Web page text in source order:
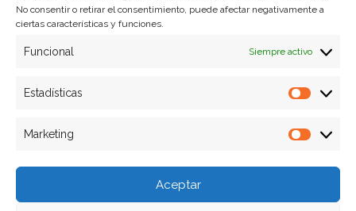
No consentir o retirar el consentimiento, puede afectar negativamente a
ciertas características y funciones.
Funcional Siempre activo
Estadísticas
Marketing
Aceptar
Política de privacidad
Politica de devoluciones